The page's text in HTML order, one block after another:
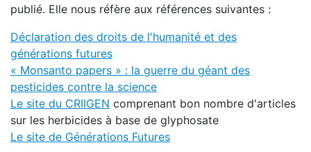
publié. Elle nous réfère aux références suivantes :
Déclaration des droits de l'humanité et des
générations futures
« Monsanto papers » : la guerre du géant des
pesticides contre la science
Le site du CRIIGEN comprenant bon nombre d'articles
sur les herbicides à base de glyphosate
Le site de Générations Futures